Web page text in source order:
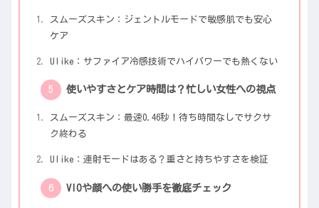
スムーズスキン：ジェントルモードで敏感肌でも安心
ケア
Ulike：サファイア冷感技術でハイパワーでも熱くない
使いやすさとケア時間は？忙しい女性への視点
スムーズスキン：最速0.46秒！待ち時間なしでサクサ
ク終わる
Ulike：連射モードはある？重さと持ちやすさを検証
VIOや顔への使い勝手を徹底チェック